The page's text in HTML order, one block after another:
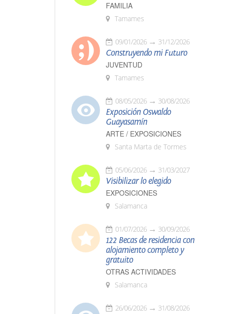
FAMILIA
Tamames
09/01/2026 31/12/2026
Construyendo mi Futuro
JUVENTUD
Tamames
08/05/2026 30/08/2026
Exposición Oswaldo
Guayasamín
ARTE / EXPOSICIONES
Santa Marta de Tormes
05/06/2026 31/03/2027
Visibilizar lo elegido
EXPOSICIONES
Salamanca
01/07/2026 30/09/2026
122 Becas de residencia con
alojamiento completo y
gratuito
OTRAS ACTIVIDADES
Salamanca
26/06/2026 31/08/2026